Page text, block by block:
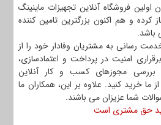
اولین فروشگاه آنلاین تجهیزات ماینینگ
کرده و هم اکنون بزرگترین تامین کننده
باشد.
رسانی به مشتریان وفادار خود را از
برقراری امنیت در پرداخت و اعتمادسازی،
بررسی مجوزهای کسب و کار آنلاین
ما خرید کنید. علاوه بر این، همکاران ما
شما عزیزان می باشند.
حق مشتری است